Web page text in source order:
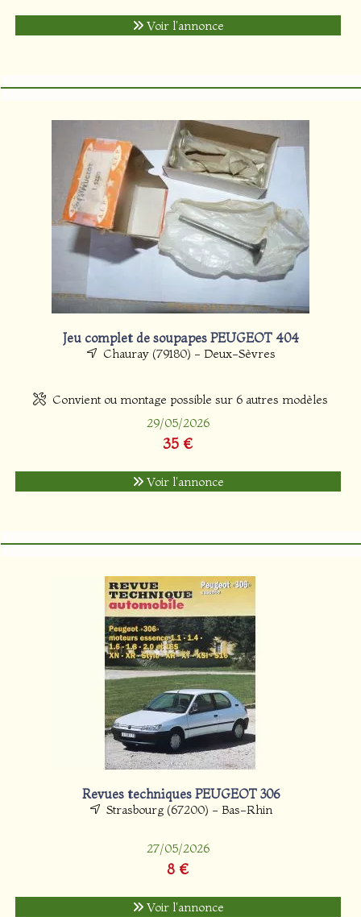
Voir l'annonce
Jeu complet de soupapes PEUGEOT 404
Chauray (79180) - Deux-Sèvres
Convient ou montage possible sur 6 autres modèles
29/05/2026
35 €
Voir l'annonce
Revues techniques PEUGEOT 306
Strasbourg (67200) - Bas-Rhin
27/05/2026
8 €
Voir l'annonce